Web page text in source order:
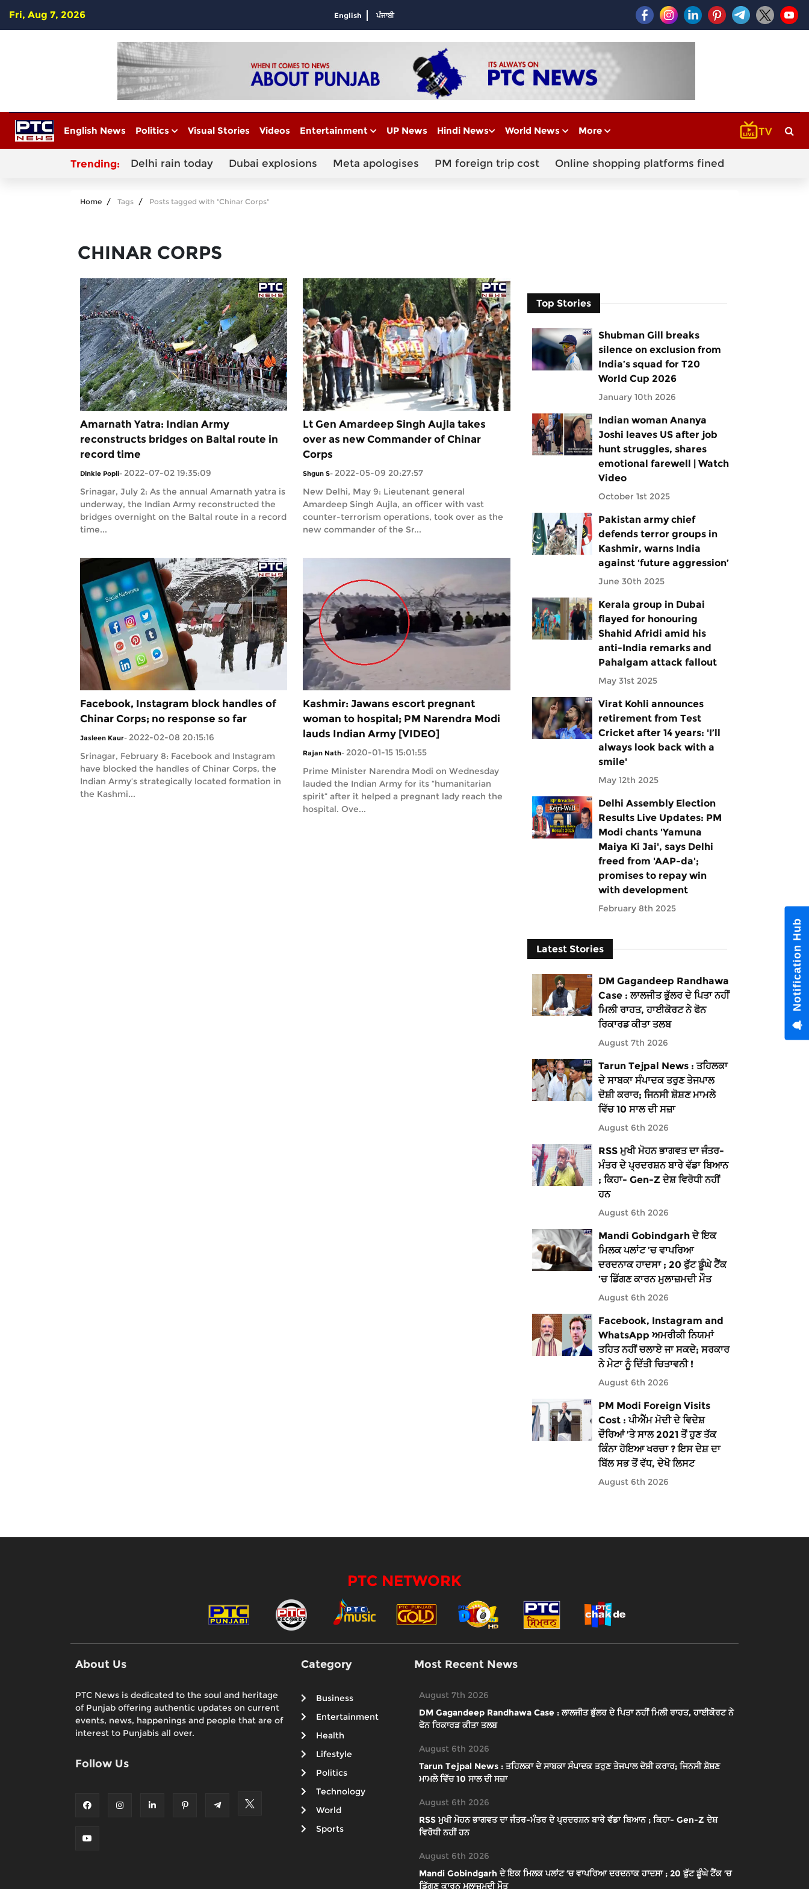
Fri, Aug 7, 2026 English ਪੰਜਾਬੀ
English News Politics Visual Stories Videos Entertainment UP News Hindi News World News More
Trending: Delhi rain today Dubai explosions Meta apologises PM foreign trip cost Online shopping platforms fined
Home Tags Posts tagged with "Chinar Corps"
CHINAR CORPS
Amarnath Yatra: Indian Army
reconstructs bridges on Baltal route in
record time
Dinkle Popli- 2022-07-02 19:35:09
Srinagar, July 2: As the annual Amarnath yatra is
underway, the Indian Army reconstructed the
bridges overnight on the Baltal route in a record
time...
Lt Gen Amardeep Singh Aujla takes
over as new Commander of Chinar
Corps
Shgun S- 2022-05-09 20:27:57
New Delhi, May 9: Lieutenant general
Amardeep Singh Aujla, an officer with vast
counter-terrorism operations, took over as the
new commander of the Sr...
Facebook, Instagram block handles of
Chinar Corps; no response so far
Jasleen Kaur- 2022-02-08 20:15:16
Srinagar, February 8: Facebook and Instagram
have blocked the handles of Chinar Corps, the
Indian Army’s strategically located formation in
the Kashmi...
Kashmir: Jawans escort pregnant
woman to hospital; PM Narendra Modi
lauds Indian Army [VIDEO]
Rajan Nath- 2020-01-15 15:01:55
Prime Minister Narendra Modi on Wednesday
lauded the Indian Army for its “humanitarian
spirit” after it helped a pregnant lady reach the
hospital. Ove...
Top Stories
Shubman Gill breaks
silence on exclusion from
India’s squad for T20
World Cup 2026
January 10th 2026
Indian woman Ananya
Joshi leaves US after job
hunt struggles, shares
emotional farewell | Watch
Video
October 1st 2025
Pakistan army chief
defends terror groups in
Kashmir, warns India
against ‘future aggression’
June 30th 2025
Kerala group in Dubai
flayed for honouring
Shahid Afridi amid his
anti-India remarks and
Pahalgam attack fallout
May 31st 2025
Virat Kohli announces
retirement from Test
Cricket after 14 years: 'I’ll
always look back with a
smile'
May 12th 2025
Delhi Assembly Election
Results Live Updates: PM
Modi chants 'Yamuna
Maiya Ki Jai', says Delhi
freed from 'AAP-da';
promises to repay win
with development
February 8th 2025
Latest Stories
DM Gagandeep Randhawa
Case : ਲਾਲਜੀਤ ਭੁੱਲਰ ਦੇ ਪਿਤਾ ਨਹੀਂ
ਮਿਲੀ ਰਾਹਤ, ਹਾਈਕੋਰਟ ਨੇ ਫੋਨ
ਰਿਕਾਰਡ ਕੀਤਾ ਤਲਬ
August 7th 2026
Tarun Tejpal News : ਤਹਿਲਕਾ
ਦੇ ਸਾਬਕਾ ਸੰਪਾਦਕ ਤਰੁਣ ਤੇਜਪਾਲ
ਦੋਸ਼ੀ ਕਰਾਰ; ਜਿਨਸੀ ਸ਼ੋਸ਼ਣ ਮਾਮਲੇ
ਵਿੱਚ 10 ਸਾਲ ਦੀ ਸਜ਼ਾ
August 6th 2026
RSS ਮੁਖੀ ਮੋਹਨ ਭਾਗਵਤ ਦਾ ਜੰਤਰ-
ਮੰਤਰ ਦੇ ਪ੍ਰਦਰਸ਼ਨ ਬਾਰੇ ਵੱਡਾ ਬਿਆਨ
; ਕਿਹਾ- Gen-Z ਦੇਸ਼ ਵਿਰੋਧੀ ਨਹੀਂ
ਹਨ
August 6th 2026
Mandi Gobindgarh ਦੇ ਇਕ
ਮਿਲਕ ਪਲਾਂਟ ’ਚ ਵਾਪਰਿਆ
ਦਰਦਨਾਕ ਹਾਦਸਾ ; 20 ਫੁੱਟ ਡੂੰਘੇ ਟੈਂਕ
’ਚ ਡਿੱਗਣ ਕਾਰਨ ਮੁਲਾਜ਼ਮਦੀ ਮੌਤ
August 6th 2026
Facebook, Instagram and
WhatsApp ਅਮਰੀਕੀ ਨਿਯਮਾਂ
ਤਹਿਤ ਨਹੀਂ ਚਲਾਏ ਜਾ ਸਕਦੇ; ਸਰਕਾਰ
ਨੇ ਮੇਟਾ ਨੂੰ ਦਿੱਤੀ ਚਿਤਾਵਨੀ !
August 6th 2026
PM Modi Foreign Visits
Cost : ਪੀਐੱਮ ਮੋਦੀ ਦੇ ਵਿਦੇਸ਼
ਦੌਰਿਆਂ ’ਤੇ ਸਾਲ 2021 ਤੋਂ ਹੁਣ ਤੱਕ
ਕਿੰਨਾ ਹੋਇਆ ਖਰਚਾ ? ਇਸ ਦੇਸ਼ ਦਾ
ਬਿੱਲ ਸਭ ਤੋਂ ਵੱਧ, ਦੇਖੋ ਲਿਸਟ
August 6th 2026
PTC NETWORK
About Us
PTC News is dedicated to the soul and heritage
of Punjab offering authentic updates on current
events, news, happenings and people that are of
interest to Punjabis all over.
Follow Us
Category
Business
Entertainment
Health
Lifestyle
Politics
Technology
World
Sports
Most Recent News
August 7th 2026
DM Gagandeep Randhawa Case : ਲਾਲਜੀਤ ਭੁੱਲਰ ਦੇ ਪਿਤਾ ਨਹੀਂ ਮਿਲੀ ਰਾਹਤ, ਹਾਈਕੋਰਟ ਨੇ
ਫੋਨ ਰਿਕਾਰਡ ਕੀਤਾ ਤਲਬ
August 6th 2026
Tarun Tejpal News : ਤਹਿਲਕਾ ਦੇ ਸਾਬਕਾ ਸੰਪਾਦਕ ਤਰੁਣ ਤੇਜਪਾਲ ਦੋਸ਼ੀ ਕਰਾਰ; ਜਿਨਸੀ ਸ਼ੋਸ਼ਣ
ਮਾਮਲੇ ਵਿੱਚ 10 ਸਾਲ ਦੀ ਸਜ਼ਾ
August 6th 2026
RSS ਮੁਖੀ ਮੋਹਨ ਭਾਗਵਤ ਦਾ ਜੰਤਰ-ਮੰਤਰ ਦੇ ਪ੍ਰਦਰਸ਼ਨ ਬਾਰੇ ਵੱਡਾ ਬਿਆਨ ; ਕਿਹਾ- Gen-Z ਦੇਸ਼
ਵਿਰੋਧੀ ਨਹੀਂ ਹਨ
August 6th 2026
Mandi Gobindgarh ਦੇ ਇਕ ਮਿਲਕ ਪਲਾਂਟ ’ਚ ਵਾਪਰਿਆ ਦਰਦਨਾਕ ਹਾਦਸਾ ; 20 ਫੁੱਟ ਡੂੰਘੇ ਟੈਂਕ ’ਚ
ਡਿੱਗਣ ਕਾਰਨ ਮੁਲਾਜ਼ਮਦੀ ਮੌਤ